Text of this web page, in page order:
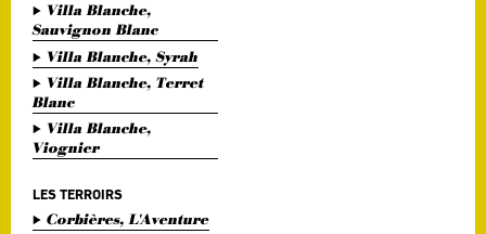
Villa Blanche,
Sauvignon Blanc
Villa Blanche, Syrah
Villa Blanche, Terret
Blanc
Villa Blanche,
Viognier
LES TERROIRS
Corbières, L'Aventure